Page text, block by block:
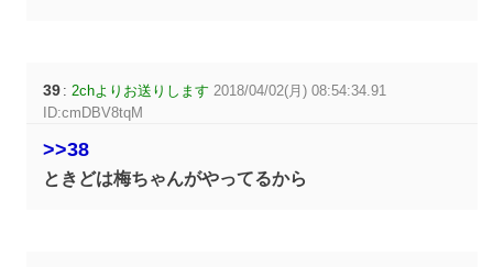
39 :2chよりお送りします 2018/04/02(月) 08:54:34.91
ID:cmDBV8tqM
>>38
ときどは梅ちゃんがやってるから